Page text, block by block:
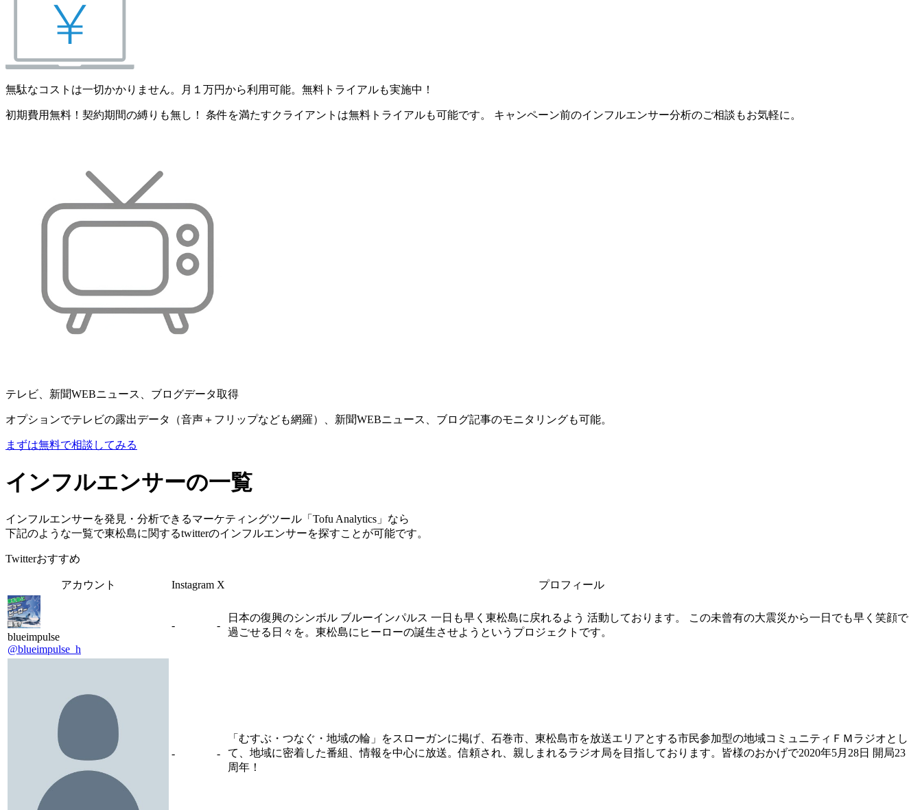
無駄なコストは一切かかりません。月１万円から利用可能。無料トライアルも実施中！
初期費用無料！契約期間の縛りも無し！ 条件を満たすクライアントは無料トライアルも可能です。 キャンペーン前のインフルエンサー分析のご相談もお気軽に。
テレビ、新聞WEBニュース、ブログデータ取得
オプションでテレビの露出データ（音声＋フリップなども網羅）、新聞WEBニュース、ブログ記事のモニタリングも可能。
まずは無料で相談してみる
インフルエンサーの一覧
インフルエンサーを発見・分析できるマーケティングツール「Tofu Analytics」なら
下記のような一覧で東松島に関するtwitterのインフルエンサーを探すことが可能です。
Twitterおすすめ
アカウント Instagram X プロフィール
blueimpulse
@blueimpulse_h
- -
日本の復興のシンボル ブルーインパルス 一日も早く東松島に戻れるよう 活動しております。 この未曾有の大震災から一日でも早く笑顔で
過ごせる日々を。東松島にヒーローの誕生させようというプロジェクトです。
- -
「むすぶ・つなぐ・地域の輪」をスローガンに掲げ、石巻市、東松島市を放送エリアとする市民参加型の地域コミュニティＦＭラジオとし
て、地域に密着した番組、情報を中心に放送。信頼され、親しまれるラジオ局を目指しております。皆様のおかげで2020年5月28日 開局23
周年！